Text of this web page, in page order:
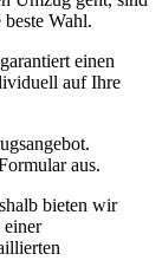
Wahl.
einen
auf Ihre
aus.
bieten wir
einer